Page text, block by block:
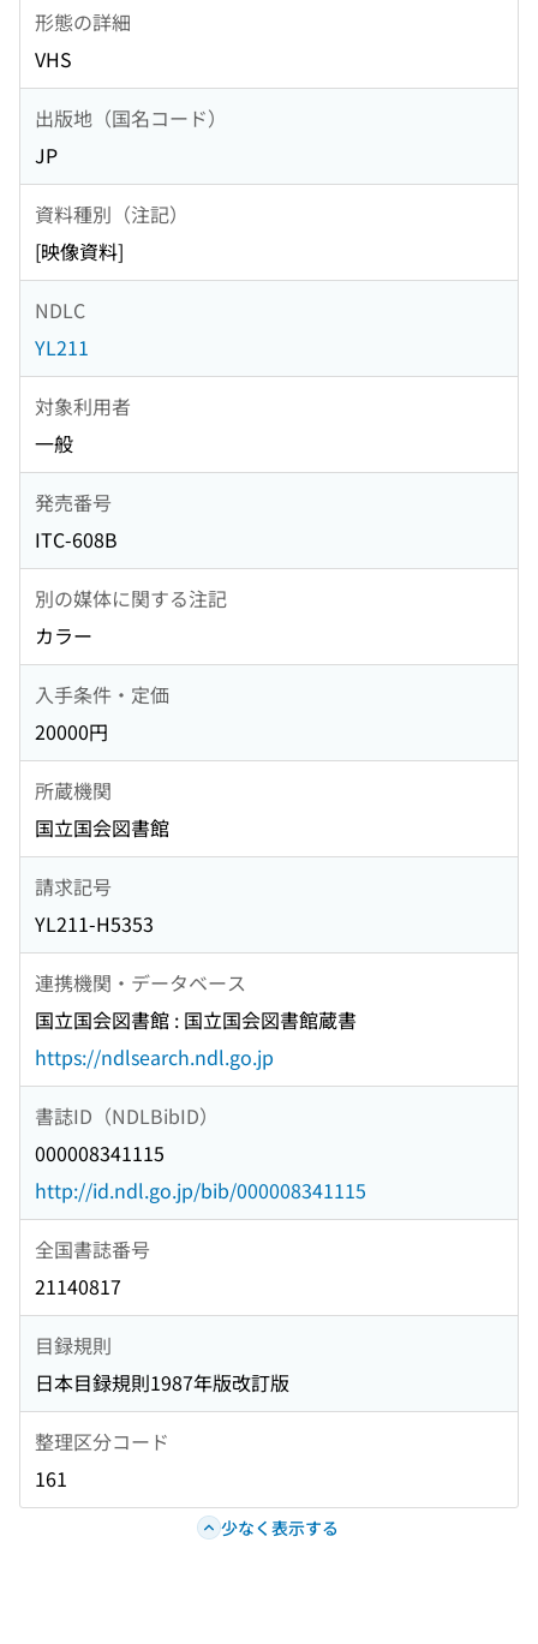
形態の詳細
VHS
出版地（国名コード）
JP
資料種別（注記）
[映像資料]
NDLC
YL211
対象利用者
一般
発売番号
ITC-608B
別の媒体に関する注記
カラー
入手条件・定価
20000円
所蔵機関
国立国会図書館
請求記号
YL211-H5353
連携機関・データベース
国立国会図書館 : 国立国会図書館蔵書
https://ndlsearch.ndl.go.jp
書誌ID（NDLBibID）
000008341115
http://id.ndl.go.jp/bib/000008341115
全国書誌番号
21140817
目録規則
日本目録規則1987年版改訂版
整理区分コード
161
少なく表示する